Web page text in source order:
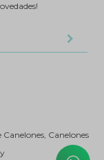
Canelones